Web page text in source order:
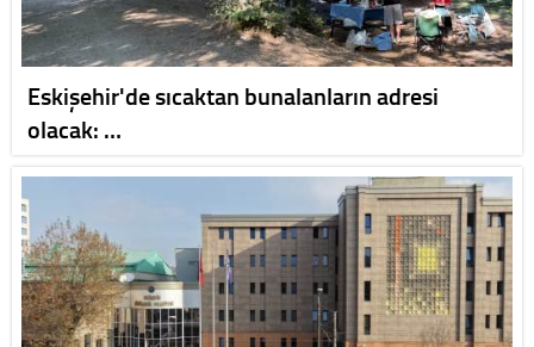
Eskişehir'de sıcaktan bunalanların adresi
olacak: …